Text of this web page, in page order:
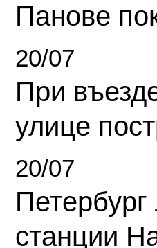
Панове
20/07
При
улице
20/07
станции